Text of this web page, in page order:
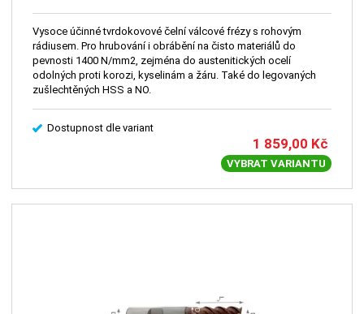
Vysoce účinné tvrdokovové čelní válcové frézy s rohovým
rádiusem. Pro hrubování i obrábění na čisto materiálů do
pevnosti 1400 N/mm2, zejména do austenitických ocelí
odolných proti korozi, kyselinám a žáru. Také do legovaných
zušlechtěných HSS a NO.
Dostupnost dle variant
1 859,00 Kč
VYBRAT VARIANTU